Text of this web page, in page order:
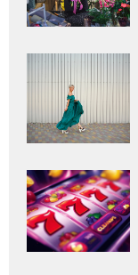
subtitlu
Adaugă
aici textul
pentru
subtitlu
Adaugă
aici textul
pentru
subtitlu